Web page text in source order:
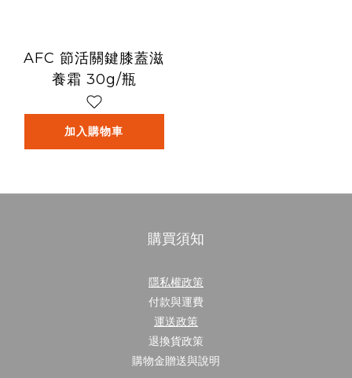
AFC 節活關鍵膝蓋滋
養霜 30g/瓶
加入購物車
購買須知
隱私權政策
付款與運費
運送政策
退換貨政策
購物金贈送與說明